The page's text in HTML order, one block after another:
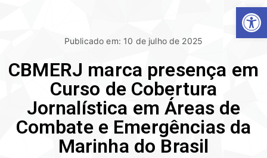
Publicado em: 10 de julho de 2025
CBMERJ marca presença em
Curso de Cobertura
Jornalística em Áreas de
Combate e Emergências da
Marinha do Brasil